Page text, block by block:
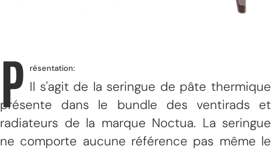
P résentation:
Il s'agit de la seringue de pâte thermique
présente dans le bundle des ventirads et
radiateurs de la marque Noctua. La seringue
ne comporte aucune référence pas même le